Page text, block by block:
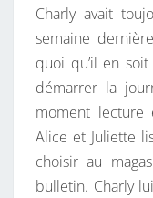
Charly avait
semaine
quoi qu’il en
démarrer la
moment lecture
Alice et Juliette
choisir au
bulletin. Charly